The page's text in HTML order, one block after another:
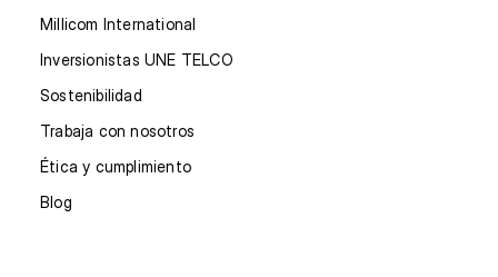
Millicom International
Inversionistas UNE TELCO
Sostenibilidad
Trabaja con nosotros
Ética y cumplimiento
Blog